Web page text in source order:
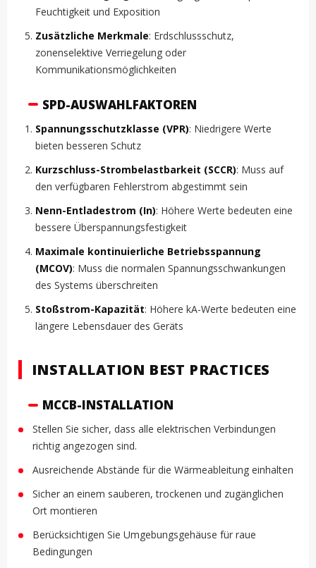
Feuchtigkeit und Exposition
Zusätzliche Merkmale: Erdschlussschutz,
zonenselektive Verriegelung oder
Kommunikationsmöglichkeiten
SPD-AUSWAHLFAKTOREN
Spannungsschutzklasse (VPR): Niedrigere Werte
bieten besseren Schutz
Kurzschluss-Strombelastbarkeit (SCCR): Muss auf
den verfügbaren Fehlerstrom abgestimmt sein
Nenn-Entladestrom (In): Höhere Werte bedeuten eine
bessere Überspannungsfestigkeit
Maximale kontinuierliche Betriebsspannung
(MCOV): Muss die normalen Spannungsschwankungen
des Systems überschreiten
Stoßstrom-Kapazität: Höhere kA-Werte bedeuten eine
längere Lebensdauer des Geräts
INSTALLATION BEST PRACTICES
MCCB-INSTALLATION
Stellen Sie sicher, dass alle elektrischen Verbindungen
richtig angezogen sind.
Ausreichende Abstände für die Wärmeableitung einhalten
Sicher an einem sauberen, trockenen und zugänglichen
Ort montieren
Berücksichtigen Sie Umgebungsgehäuse für raue
Bedingungen